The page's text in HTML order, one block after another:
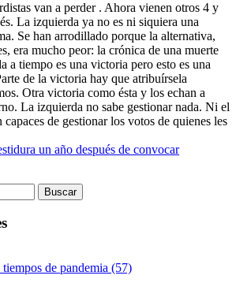
van a perder . Ahora vienen otros 4 y
La izquierda ya no es ni siquiera una
Se han arrodillado porque la alternativa,
era mucho peor: la crónica de una muerte
a tiempo es una victoria pero esto es una
de la victoria hay que atribuírsela
Otra victoria como ésta y los echan a
La izquierda no sabe gestionar nada. Ni el
de gestionar los votos de quienes les
un año después de convocar
de pandemia (57)